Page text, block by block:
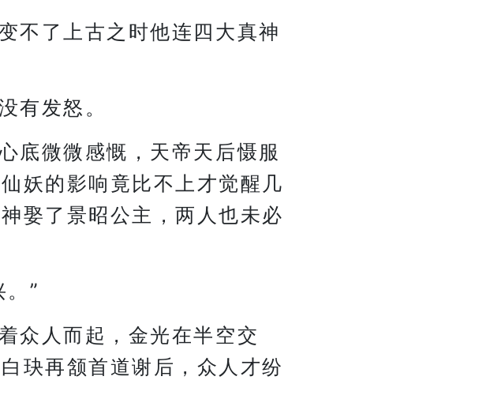
不了上古之时他连四大真神
有发怒。
底微微感慨，天帝天后慑服
妖的影响竟比不上才觉醒几
娶了景昭公主，两人也未必
”
众人而起，金光在半空交
玦再颔首道谢后，众人才纷